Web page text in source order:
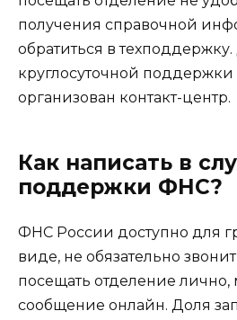
получения справочной
обратиться в
круглосуточной
организован контакт-центр.
Как написать в
поддержки ФНС?
ФНС России доступно для
виде, не обязательно
посещать отделение
сообщение онлайн. Доля